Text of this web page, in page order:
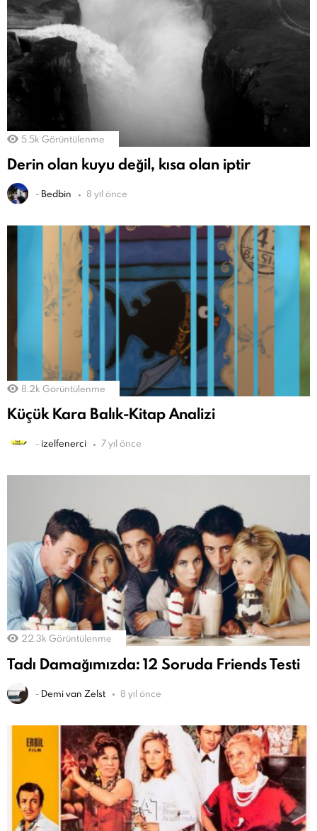
5.5k Görüntülenme
Derin olan kuyu değil, kısa olan iptir
- Bedbin 8 yıl önce
8.2k Görüntülenme
Küçük Kara Balık-Kitap Analizi
- izelfenerci 7 yıl önce
22.3k Görüntülenme
Tadı Damağımızda: 12 Soruda Friends Testi
- Demi van Zelst 8 yıl önce